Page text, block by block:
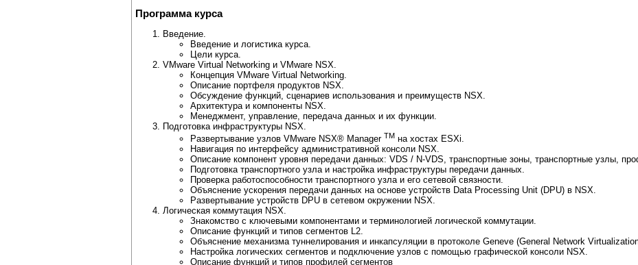
Программа курса
Введение.
Введение и логистика курса.
Цели курса.
VMware Virtual Networking и VMware NSX.
Концепция VMware Virtual Networking.
Описание портфеля продуктов NSX.
Обсуждение функций, сценариев использования и преимуществ NSX.
Архитектура и компоненты NSX.
Менеджмент, управление, передача данных и их функции.
Подготовка инфраструктуры NSX.
Развертывание узлов VMware NSX® Manager TM на хостах ESXi.
Навигация по интерфейсу административной консоли NSX.
Описание компонент уровня передачи данных: VDS / N-VDS, транспортные зоны, транспортные узлы,
Подготовка транспортного узла и настройка инфраструктуры передачи данных.
Проверка работоспособности транспортного узла и его сетевой связности.
Объяснение ускорения передачи данных на основе устройств Data Processing Unit (DPU) в NSX.
Развертывание устройств DPU в сетевом окружении NSX.
Логическая коммутация NSX.
Знакомство с ключевыми компонентами и терминологией логической коммутации.
Описание функций и типов сегментов L2.
Объяснение механизма туннелирования и инкапсуляции в протоколе Geneve (General Network
Настройка логических сегментов и подключение узлов с помощью графической консоли NSX.
Описание функций и типов профилей сегментов